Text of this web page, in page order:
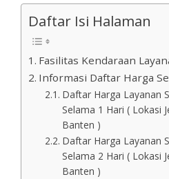
Daftar Isi Halaman
Fasilitas Kendaraan
Informasi Daftar Harga
Daftar Harga Layanan
Selama 1 Hari ( Lokasi
Banten )
Daftar Harga Layanan
Selama 2 Hari ( Lokasi
Banten )